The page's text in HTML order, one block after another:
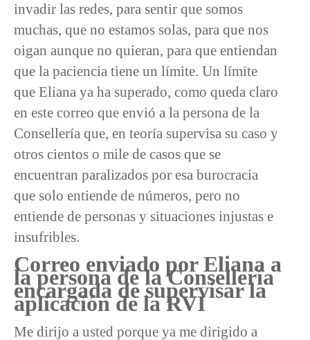
invadir las redes, para sentir que somos
muchas, que no estamos solas, para que nos
oigan aunque no quieran, para que entiendan
que la paciencia tiene un límite. Un límite
que Eliana ya ha superado, como queda claro
en este correo que envió a la persona de la
Consellería que, en teoría supervisa su caso y
otros cientos o mile de casos que se
encuentran paralizados por esa burocracia
que solo entiende de números, pero no
entiende de personas y situaciones injustas e
insufribles.
Correo enviado por Eliana a
la persona de la Consellería
encargada de supervisar la
aplicación de la RVI
Me dirijo a usted porque ya me dirigido a